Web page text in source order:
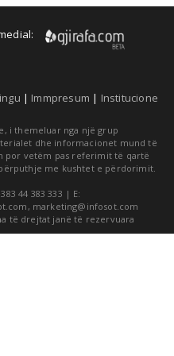
| Immpresum | Institucione
i themeluar nga një grup
dhe informacionet mund të
por vetëm pas referimit të qartë
me kushtet e përdorimit.
44 383 333 | E:
, marketing@infosot.com
të drejtat janë të rezervuara